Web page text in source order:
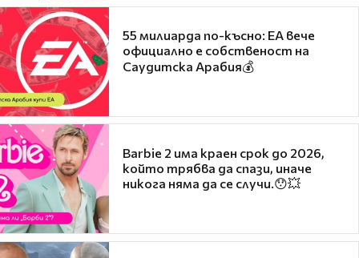
55 милиарда по-късно: EA вече
официално е собственост на
Саудитска Арабия💰
Barbie 2 има краен срок до 2026,
който трябва да спази, иначе
никога няма да се случи.😯💥